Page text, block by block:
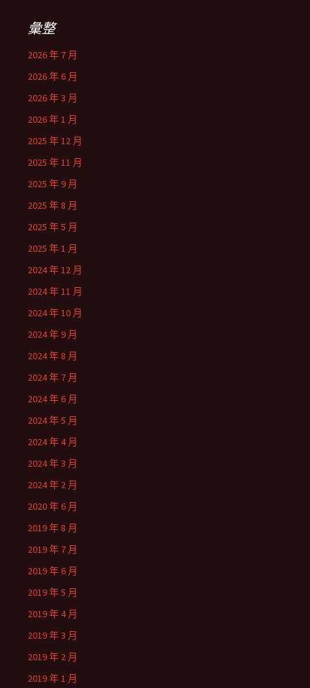
彙整
2026 年 7 月
2026 年 6 月
2026 年 3 月
2026 年 1 月
2025 年 12 月
2025 年 11 月
2025 年 9 月
2025 年 8 月
2025 年 5 月
2025 年 1 月
2024 年 12 月
2024 年 11 月
2024 年 10 月
2024 年 9 月
2024 年 8 月
2024 年 7 月
2024 年 6 月
2024 年 5 月
2024 年 4 月
2024 年 3 月
2024 年 2 月
2020 年 6 月
2019 年 8 月
2019 年 7 月
2019 年 6 月
2019 年 5 月
2019 年 4 月
2019 年 3 月
2019 年 2 月
2019 年 1 月